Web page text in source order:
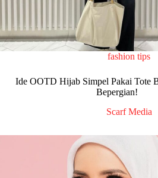
fashion tips
Ide OOTD Hijab Simpel Pakai Tote
Bepergian!
Scarf Media